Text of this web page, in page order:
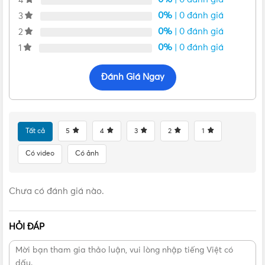
Tuy đồng hồ được làm bằng nhựa hoàn toàn nhưng để cho
an toàn hơn thì các hai đầu răng nước vào và nước ra
đồng hồ chịu được áp suất làm việc lên đến 16bar.
3
0% | 0 đánh giá
2
0% | 0 đánh giá
1
0% | 0 đánh giá
Đánh Giá Ngay
Tất cả 5 4 3 2 1
Có video Có ảnh
Chưa có đánh giá nào.
HỎI ĐÁP